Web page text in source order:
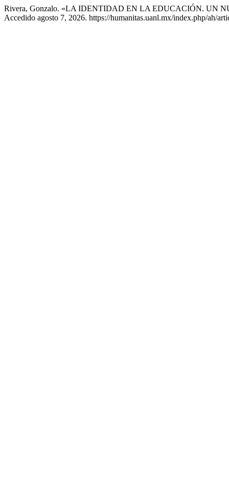
Rivera, Gonzalo. «LA IDENTIDAD EN LA EDUCACIÓN. UN
Accedido agosto 7, 2026. https://humanitas.uanl.mx/index.php/ah/